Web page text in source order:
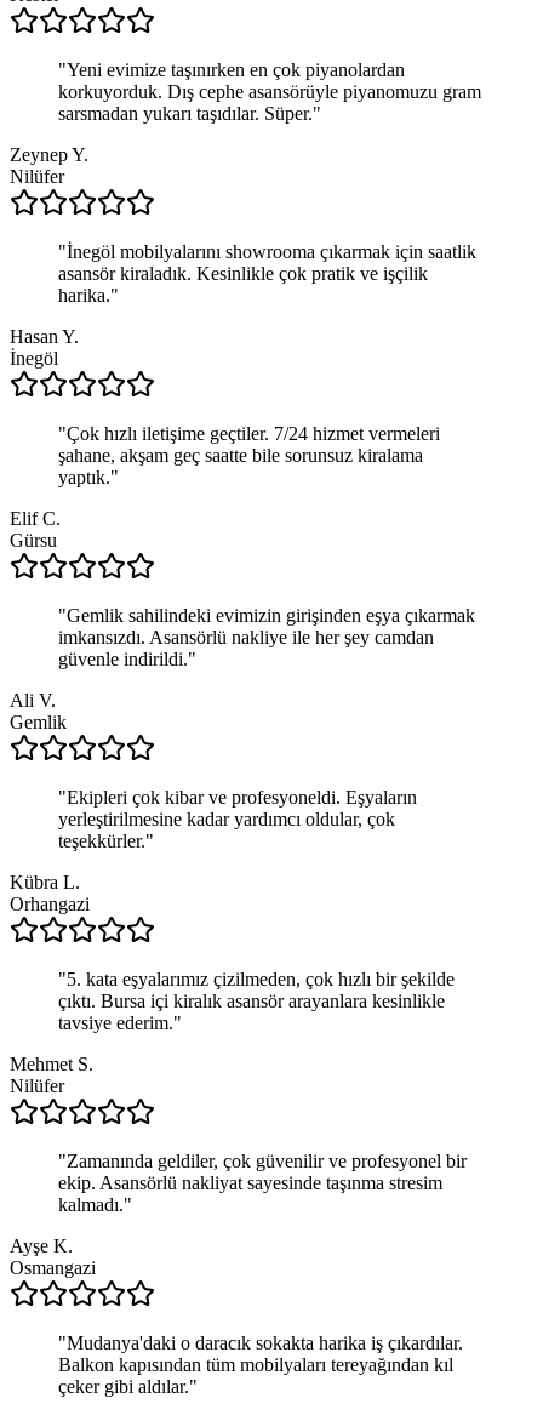
"Yeni evimize taşınırken en çok piyanolardan
korkuyorduk. Dış cephe asansörüyle piyanomuzu gram
sarsmadan yukarı taşıdılar. Süper."
Zeynep Y.
Nilüfer
"İnegöl mobilyalarını showrooma çıkarmak için saatlik
asansör kiraladık. Kesinlikle çok pratik ve işçilik
harika."
Hasan Y.
İnegöl
"Çok hızlı iletişime geçtiler. 7/24 hizmet vermeleri
şahane, akşam geç saatte bile sorunsuz kiralama
yaptık."
Elif C.
Gürsu
"Gemlik sahilindeki evimizin girişinden eşya çıkarmak
imkansızdı. Asansörlü nakliye ile her şey camdan
güvenle indirildi."
Ali V.
Gemlik
"Ekipleri çok kibar ve profesyoneldi. Eşyaların
yerleştirilmesine kadar yardımcı oldular, çok
teşekkürler."
Kübra L.
Orhangazi
"5. kata eşyalarımız çizilmeden, çok hızlı bir şekilde
çıktı. Bursa içi kiralık asansör arayanlara kesinlikle
tavsiye ederim."
Mehmet S.
Nilüfer
"Zamanında geldiler, çok güvenilir ve profesyonel bir
ekip. Asansörlü nakliyat sayesinde taşınma stresim
kalmadı."
Ayşe K.
Osmangazi
"Mudanya'daki o daracık sokakta harika iş çıkardılar.
Balkon kapısından tüm mobilyaları tereyağından kıl
çeker gibi aldılar."